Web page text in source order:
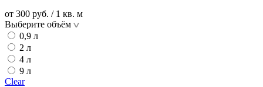
от 300 руб. / 1 кв. м
Выберите объём
0,9 л
2 л
4 л
9 л
Clear